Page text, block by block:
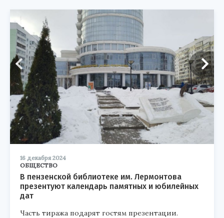
16 декабря 2024
ОБЩЕСТВО
В пензенской библиотеке им. Лермонтова
презентуют календарь памятных и юбилейных
дат
Часть тиража подарят гостям презентации.